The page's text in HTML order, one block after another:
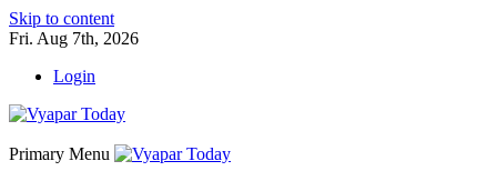
Skip to content
Fri. Aug 7th, 2026
Login
Primary Menu